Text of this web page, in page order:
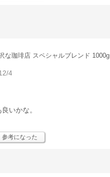
な珈琲店 スペシャルブレンド 1000g
4
いかな。
参考になった